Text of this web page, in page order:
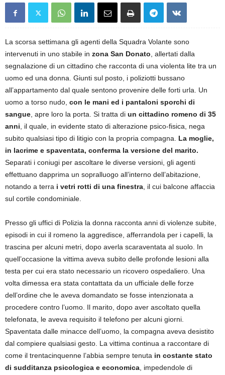
La scorsa settimana gli agenti della Squadra Volante sono
intervenuti in uno stabile in zona San Donato, allertati dalla
segnalazione di un cittadino che racconta di una violenta lite tra un
uomo ed una donna. Giunti sul posto, i poliziotti bussano
all’appartamento dal quale sentono provenire delle forti urla. Un
uomo a torso nudo, con le mani ed i pantaloni sporchi di
sangue, apre loro la porta. Si tratta di un cittadino romeno di 35
anni, il quale, in evidente stato di alterazione psico-fisica, nega
subito qualsiasi tipo di litigio con la propria compagna. La moglie,
in lacrime e spaventata, conferma la versione del marito.
Separati i coniugi per ascoltare le diverse versioni, gli agenti
effettuano dapprima un sopralluogo all’interno dell’abitazione,
notando a terra i vetri rotti di una finestra, il cui balcone affaccia
sul cortile condominiale.
Presso gli uffici di Polizia la donna racconta anni di violenze subite,
episodi in cui il romeno la aggredisce, afferrandola per i capelli, la
trascina per alcuni metri, dopo averla scaraventata al suolo. In
quell’occasione la vittima aveva subito delle profonde lesioni alla
testa per cui era stato necessario un ricovero ospedaliero. Una
volta dimessa era stata contattata da un ufficiale delle forze
dell’ordine che le aveva domandato se fosse intenzionata a
procedere contro l’uomo. Il marito, dopo aver ascoltato quella
telefonata, le aveva requisito il telefono per alcuni giorni.
Spaventata dalle minacce dell’uomo, la compagna aveva desistito
dal compiere qualsiasi gesto. La vittima continua a raccontare di
come il trentacinquenne l’abbia sempre tenuta in costante stato
di sudditanza psicologica e economica, impedendole di